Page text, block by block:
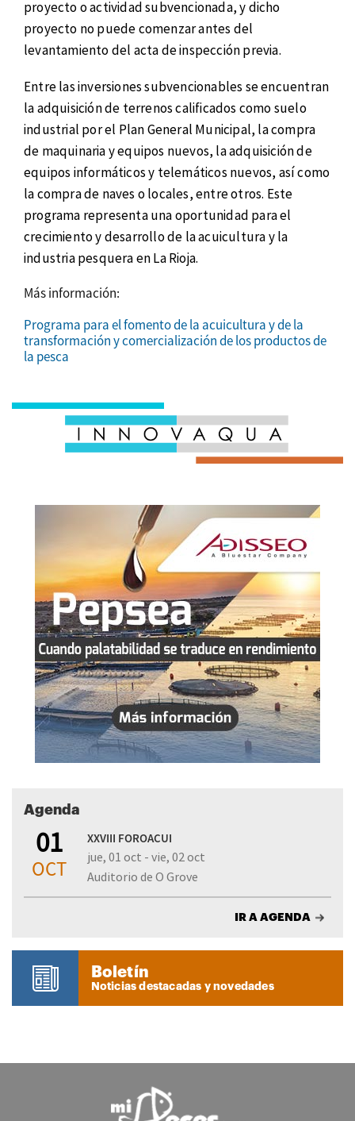
proyecto o actividad subvencionada, y dicho
proyecto no puede comenzar antes del
levantamiento del acta de inspección previa.
Entre las inversiones subvencionables se encuentran
la adquisición de terrenos calificados como suelo
industrial por el Plan General Municipal, la compra
de maquinaria y equipos nuevos, la adquisición de
equipos informáticos y telemáticos nuevos, así como
la compra de naves o locales, entre otros. Este
programa representa una oportunidad para el
crecimiento y desarrollo de la acuicultura y la
industria pesquera en La Rioja.
Más información:
Programa para el fomento de la acuicultura y de la
transformación y comercialización de los productos de
la pesca
Agenda
01
OCT
XXVIII FOROACUI
jue, 01 oct - vie, 02 oct
Auditorio de O Grove
IR A AGENDA
Boletín
Noticias destacadas y novedades